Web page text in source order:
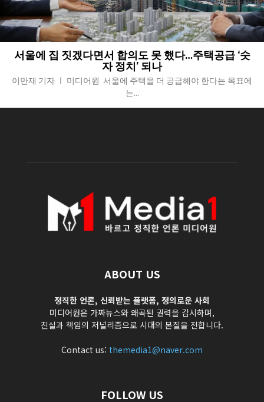
서울에 집 짓겠다면서 합의도 못 했다…주택공급 ‘숫
자 정치’ 되나
이만재 기자 ㅣ 미디어원 서울에 주택을 더 공급해야 한다는 목표에
는...
ABOUT US
정직한 언론, 신뢰받는 플랫폼, 정의로운 사회
미디어원은 가짜뉴스와 왜곡된 권력을 감시하며,
진실과 책임의 저널리즘으로 시대의 본질을 전합니다.
Contact us: themedia1@naver.com
FOLLOW US